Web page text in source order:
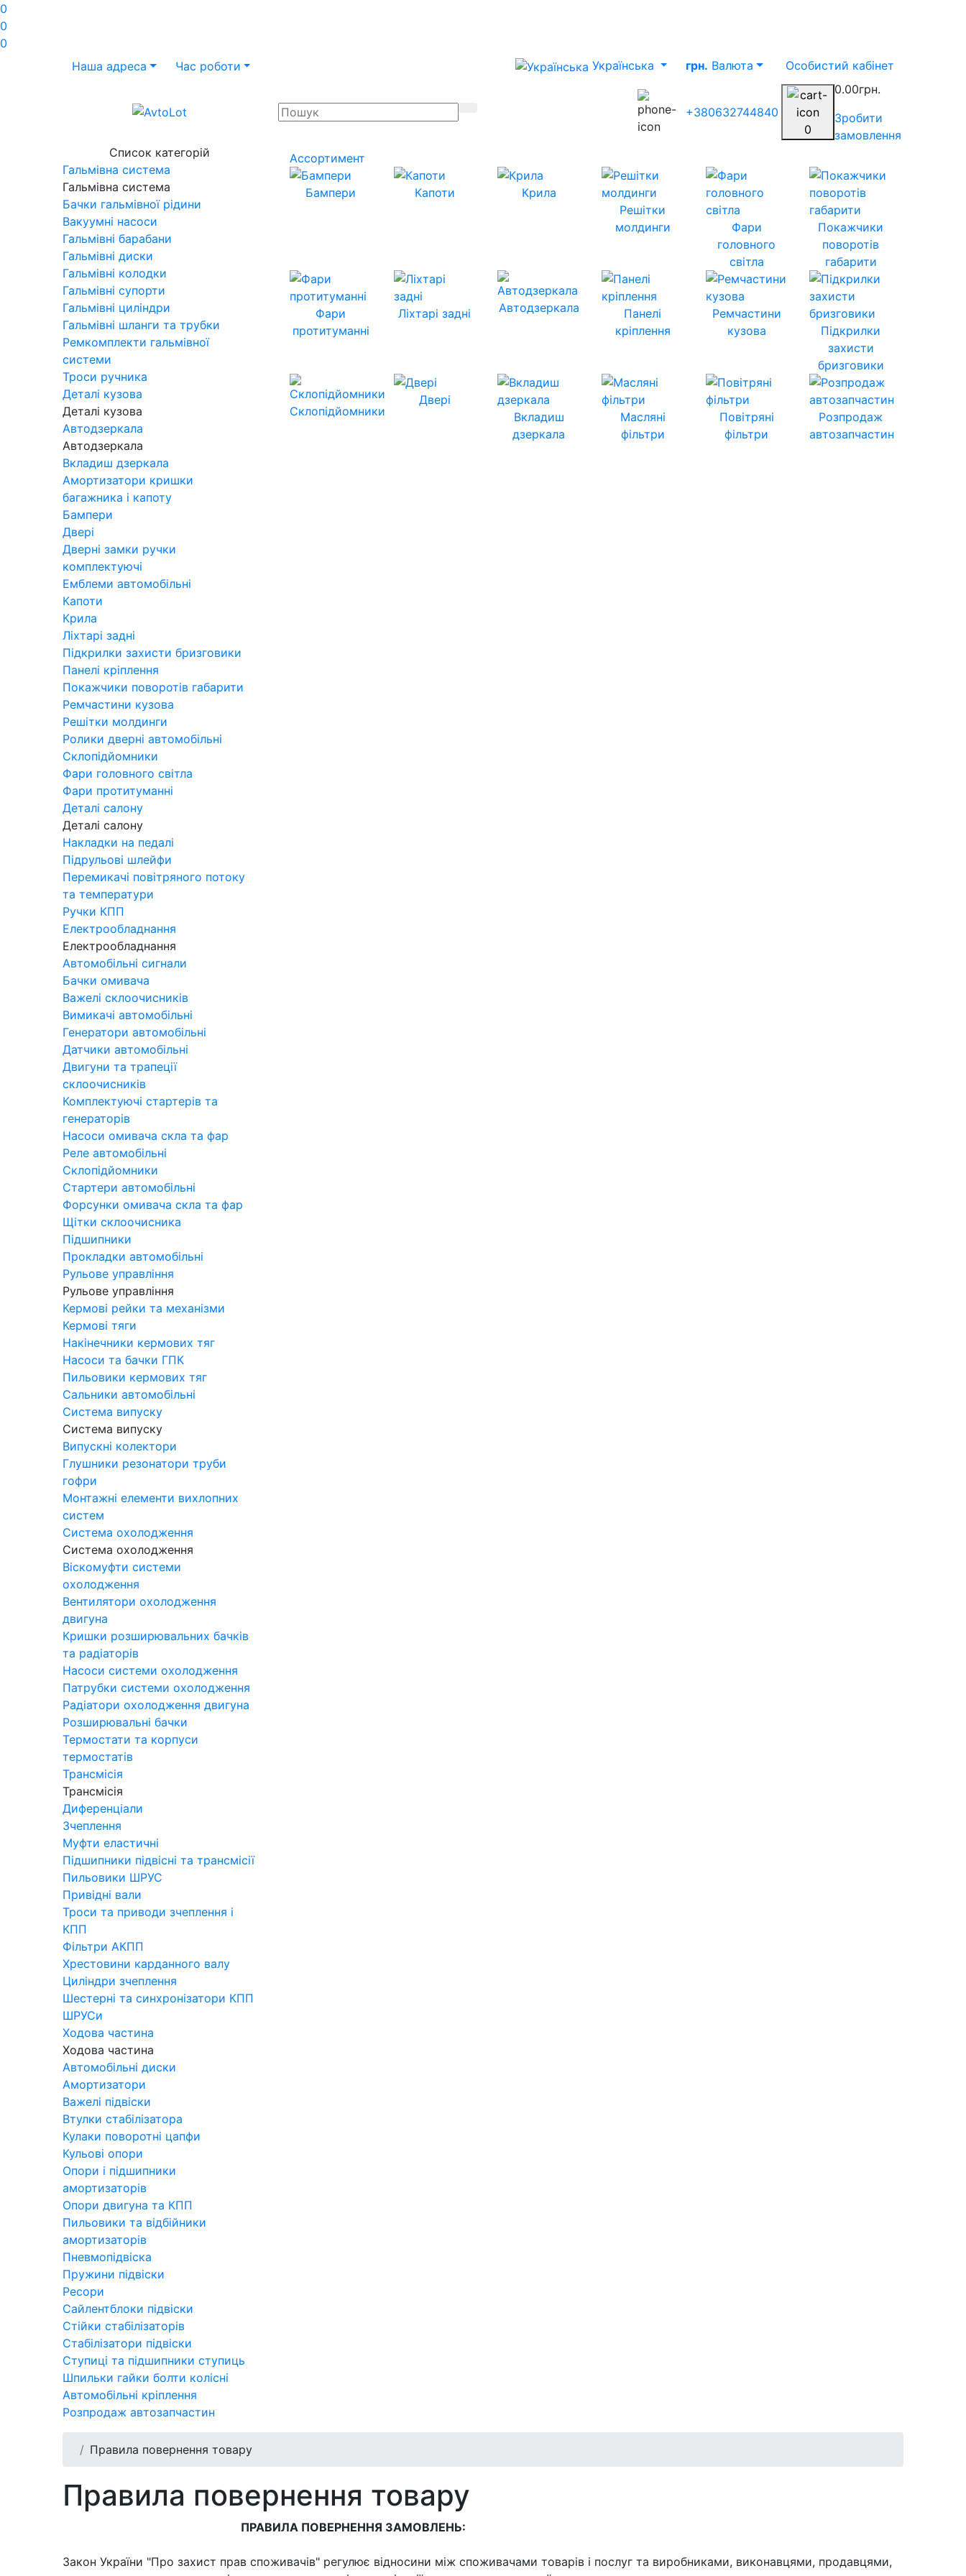
0
0
0
Наша адреса
Час роботи Українська грн. Валюта Особистий кабінет
+380632744840
0
0.00грн.
Зробити
замовлення
Список категорій
Гальмівна система
Гальмівна система
Бачки гальмівної рідини
Вакуумні насоси
Гальмівні барабани
Гальмівні диски
Гальмівні колодки
Гальмівні супорти
Гальмівні циліндри
Гальмівні шланги та трубки
Ремкомплекти гальмівної
системи
Троси ручника
Деталі кузова
Деталі кузова
Автодзеркала
Автодзеркала
Вкладиш дзеркала
Амортизатори кришки
багажника і капоту
Бампери
Двері
Дверні замки ручки
комплектуючі
Емблеми автомобільні
Капоти
Крила
Ліхтарі задні
Підкрилки захисти бризговики
Панелі кріплення
Покажчики поворотів габарити
Ремчастини кузова
Решітки молдинги
Ролики дверні автомобільні
Склопідйомники
Фари головного світла
Фари протитуманні
Деталі салону
Деталі салону
Накладки на педалі
Підрульові шлейфи
Перемикачі повітряного потоку
та температури
Ручки КПП
Електрообладнання
Електрообладнання
Автомобільні сигнали
Бачки омивача
Важелі склоочисників
Вимикачі автомобільні
Генератори автомобільні
Датчики автомобільні
Двигуни та трапеції
склоочисників
Комплектуючі стартерів та
генераторів
Насоси омивача скла та фар
Реле автомобільні
Склопідйомники
Стартери автомобільні
Форсунки омивача скла та фар
Щітки склоочисника
Підшипники
Прокладки автомобільні
Рульове управління
Рульове управління
Кермові рейки та механізми
Кермові тяги
Накінечники кермових тяг
Насоси та бачки ГПК
Пильовики кермових тяг
Сальники автомобільні
Система випуску
Система випуску
Випускні колектори
Глушники резонатори труби
гофри
Монтажні елементи вихлопних
систем
Система охолодження
Система охолодження
Віскомуфти системи
охолодження
Вентилятори охолодження
двигуна
Кришки розширювальних бачків
та радіаторів
Насоси системи охолодження
Патрубки системи охолодження
Радіатори охолодження двигуна
Розширювальні бачки
Термостати та корпуси
термостатів
Трансмісія
Трансмісія
Диференціали
Зчеплення
Муфти еластичні
Підшипники підвісні та трансмісії
Пильовики ШРУС
Привідні вали
Троси та приводи зчеплення і
КПП
Фільтри АКПП
Хрестовини карданного валу
Циліндри зчеплення
Шестерні та синхронізатори КПП
ШРУСи
Ходова частина
Ходова частина
Автомобільні диски
Амортизатори
Важелі підвіски
Втулки стабілізатора
Кулаки поворотні цапфи
Кульові опори
Опори і підшипники
амортизаторів
Опори двигуна та КПП
Пильовики та відбійники
амортизаторів
Пневмопідвіска
Пружини підвіски
Ресори
Сайлентблоки підвіски
Стійки стабілізаторів
Стабілізатори підвіски
Ступиці та підшипники ступиць
Шпильки гайки болти колісні
Автомобільні кріплення
Розпродаж автозапчастин
Ассортимент
Бампери Капоти
Крила
Решітки
молдинги
Фари
головного
світла
Покажчики
поворотів
габарити
Фари
протитуманні
Ліхтарі задні Автодзеркала
Панелі
кріплення
Ремчастини
кузова
Підкрилки
захисти
бризговики
Склопідйомники
Двері
Вкладиш
дзеркала
Масляні
фільтри
Повітряні
фільтри
Розпродаж
автозапчастин
Правила повернення товару
Правила повернення товару
ПРАВИЛА ПОВЕРНЕННЯ ЗАМОВЛЕНЬ:
Закон України "Про захист прав споживачів" регулює відносини між споживачами товарів і послуг та виробниками, виконавцями, продавцями,